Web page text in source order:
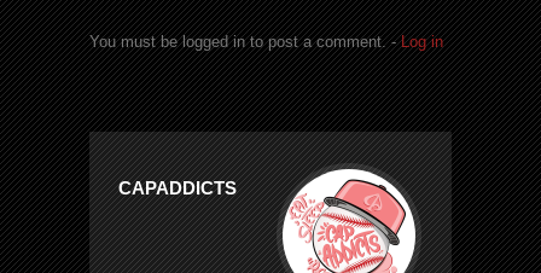
You must be logged in to post a comment. -Log in
CAPADDICTS